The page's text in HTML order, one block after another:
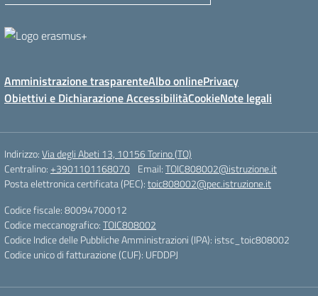
Amministrazione trasparenteAlbo onlinePrivacy
Obiettivi e Dichiarazione AccessibilitàCookieNote legali
Indirizzo:Via degli Abeti 13, 10156 Torino (TO)
Centralino:+3901101168070 Email:TOIC808002@istruzione.it
Posta elettronica certificata (PEC):toic808002@pec.istruzione.it
Codice fiscale: 80094700012
Codice meccanografico:TOIC808002
Codice Indice delle Pubbliche Amministrazioni (IPA): istsc_toic808002
Codice unico di fatturazione (CUF): UFDDPJ